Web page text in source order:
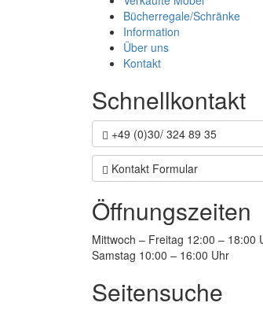
Bücherregale/Schränke
Information
Über uns
Kontakt
Schnellkontakt
+49 (0)30/ 324 89 35
Kontakt Formular
Öffnungszeiten
Mittwoch – Freitag 12:00 – 18:00
Samstag 10:00 – 16:00 Uhr
Seitensuche